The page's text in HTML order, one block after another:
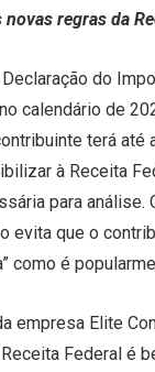
regras da
do
calendário de
terá até
à Receita
para análise.
evita que o
como é
empresa Elite
Federal é